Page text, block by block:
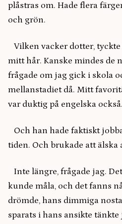
plåstras om. Hade flera
och grön.
Vilken vacker dotter,
mitt hår. Kanske mindes de
frågade om jag gick i skola
mellanstadiet då. Mitt
var duktig på engelska också.
Och han hade faktiskt
tiden. Och brukade att älska
Inte längre, frågade jag.
kunde måla, och det fanns
drömde, hans dimmiga
sparats i hans ansikte